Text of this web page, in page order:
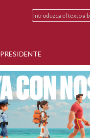
PRESIDENTE